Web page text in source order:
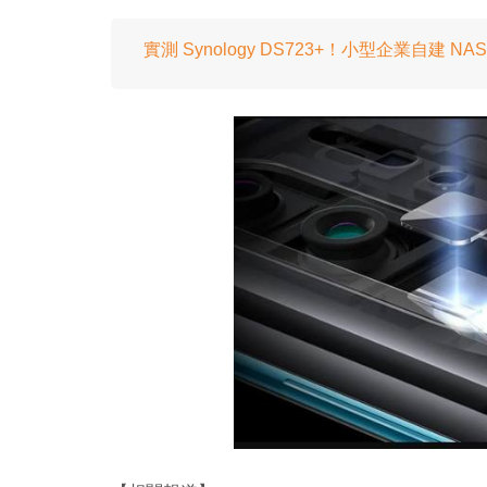
實測 Synology DS723+！小型企業自建